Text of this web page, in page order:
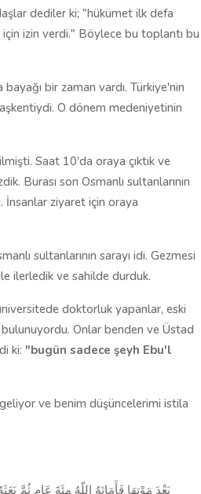
dediler ki; "hükümet ilk defa
izin verdi." Böylece bu toplantı bu
bir zaman vardı. Türkiye'nin
O dönem medeniyetinin
Saat 10'da oraya çıktık ve
Burası son Osmanlı sultanlarının
ziyaret için oraya
sultanlarının sarayı idi. Gezmesi
ilerledik ve sahilde durduk.
doktorluk yapanlar, eski
Onlar benden ve Üstad
ki: "bugün sadece şeyh Ebu'l
ve benim düşüncelerimi istila
بَعْدَ مَوْتِهَا فَأَمَاتَهُ اللّهُ مِئَةَ عَامٍ